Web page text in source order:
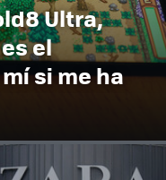
Ultra,
el
si me ha